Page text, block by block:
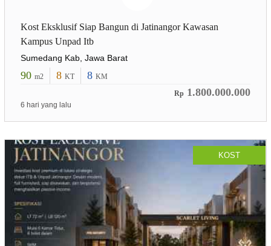
Kost Eksklusif Siap Bangun di Jatinangor Kawasan
Kampus Unpad Itb
Sumedang Kab, Jawa Barat
90 m2 8 KT 8 KM
Rp 1.800.000.000
6 hari yang lalu
KOST